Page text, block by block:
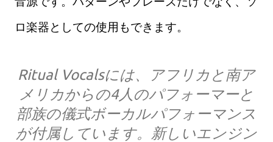
ロ楽器としての使用もできます。
Ritual Vocalsには、アフリカと南ア
メリカからの4人のパフォーマーと
部族の儀式ボーカルパフォーマンス
が付属しています。新しいエンジン